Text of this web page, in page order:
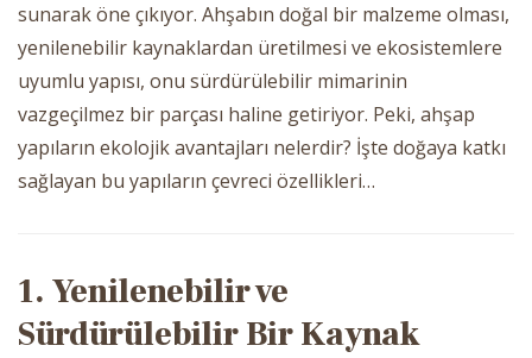
sunarak öne çıkıyor. Ahşabın doğal bir malzeme olması,
yenilenebilir kaynaklardan üretilmesi ve ekosistemlere
uyumlu yapısı, onu sürdürülebilir mimarinin
vazgeçilmez bir parçası haline getiriyor. Peki, ahşap
yapıların ekolojik avantajları nelerdir? İşte doğaya katkı
sağlayan bu yapıların çevreci özellikleri…
1. Yenilenebilir ve
Sürdürülebilir Bir Kaynak